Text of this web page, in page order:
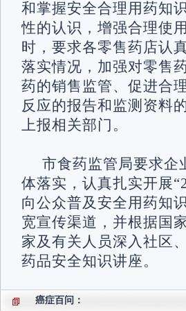
和掌握安全合理用药知
性的认识，增强合理使
时，要求各零售药店认
落实情况，加强对零售
药的销售监管、促进合
反应的报告和监测资料
上报相关部门。
市食药监管局要求企
体落实，认真扎实开展
向公众普及安全用药知
宽宣传渠道，并根据国
家及有关人员深入社区
药品安全知识讲座。
癌症百问：